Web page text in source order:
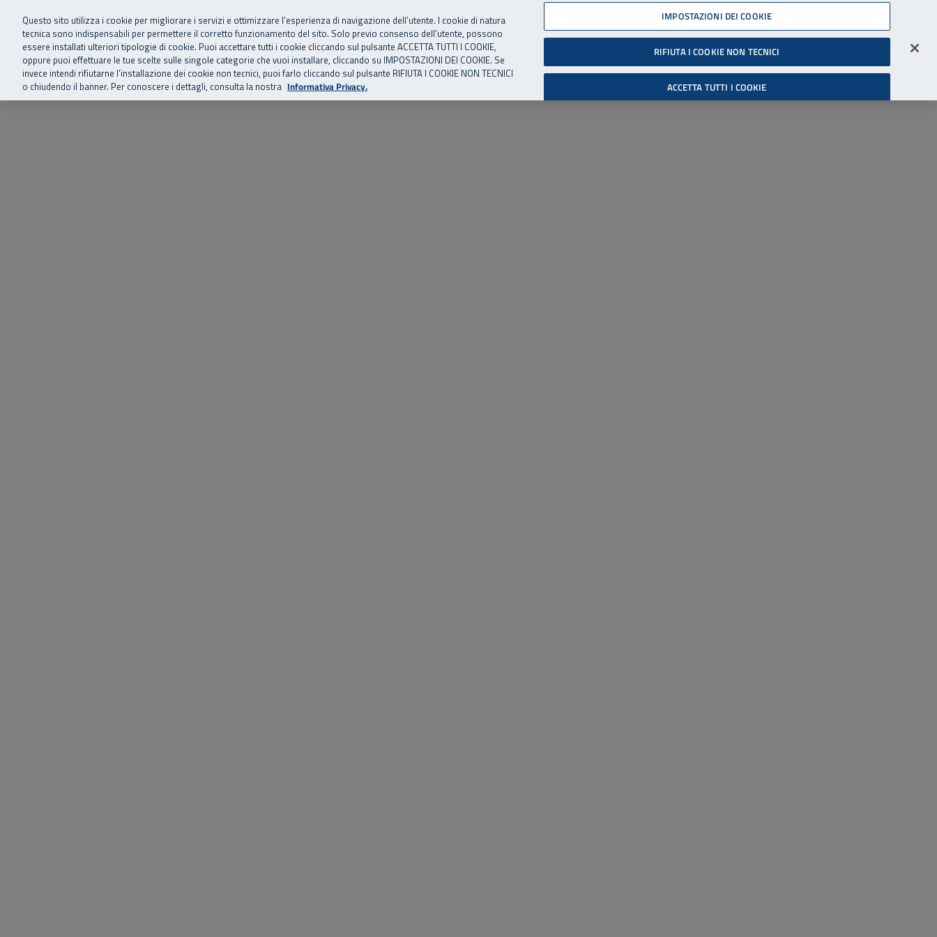
Vai al menu principale
Vai al contenuto principale
Vai al Footer 06 45539607
SuperAbile - il Contact Center Inail per il mondo della disabilità
Home Chi siamo Storie, news ed eventi Risorse utili Supporto Accessibilità
Cerca
Accedi all'area riservata
Questo sito utilizza i cookie per migliorare i servizi e ottimizzare l’esperienza di navigazione dell’utente. I cookie di natura
tecnica sono indispensabili per permettere il corretto funzionamento del sito. Solo previo consenso dell’utente, possono
essere installati ulteriori tipologie di cookie. Puoi accettare tutti i cookie cliccando sul pulsante ACCETTA TUTTI I COOKIE,
oppure puoi effettuare le tue scelte sulle singole categorie che vuoi installare, cliccando su IMPOSTAZIONI DEI COOKIE. Se
invece intendi rifiutarne l’installazione dei cookie non tecnici, puoi farlo cliccando sul pulsante RIFIUTA I COOKIE NON TECNICI
o chiudendo il banner. Per conoscere i dettagli, consulta la nostra Informativa Privacy.
IMPOSTAZIONI DEI COOKIE
RIFIUTA I COOKIE NON TECNICI
ACCETTA TUTTI I COOKIE